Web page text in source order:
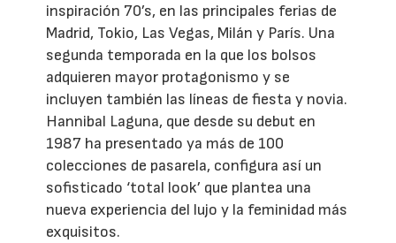
inspiración 70’s, en las principales ferias de
Madrid, Tokio, Las Vegas, Milán y París. Una
segunda temporada en la que los bolsos
adquieren mayor protagonismo y se
incluyen también las líneas de fiesta y novia.
Hannibal Laguna, que desde su debut en
1987 ha presentado ya más de 100
colecciones de pasarela, configura así un
sofisticado ‘total look’ que plantea una
nueva experiencia del lujo y la feminidad más
exquisitos.